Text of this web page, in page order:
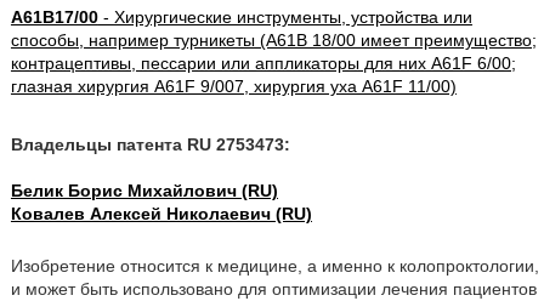
A61B17/00- Хирургические инструменты, устройства или
способы, например турникеты (A61B 18/00 имеет преимущество;
контрацептивы, пессарии или аппликаторы для них A61F 6/00;
глазная хирургия A61F 9/007, хирургия уха A61F 11/00)
Владельцы патента RU 2753473:
Белик Борис Михайлович (RU)
Ковалев Алексей Николаевич (RU)
Изобретение относится к медицине, а именно к колопроктологии,
и может быть использовано для оптимизации лечения пациентов